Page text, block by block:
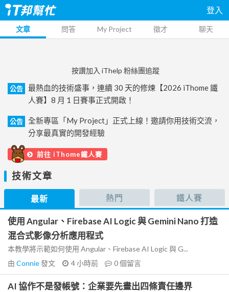
登入
文章 問答 My Project 徵才 聊天
按讚加入 iThelp 粉絲團追蹤
公告
最熱血的技術盛事，連續 30 天的修煉【2026 iThome 鐵
人賽】8 月 1 日賽事正式開啟！
公告
全新專區「My Project」正式上線！邀請你用技術交流，
分享最真實的開發經驗
前往 iThome鐵人賽
技術文章
最新 熱門 鐵人賽
使用 Angular、Firebase AI Logic 與 Gemini Nano 打造
混合式影像分析應用程式
本教學將示範如何使用 Angular、Firebase AI Logic 與 G...
由 Connie發文 4 小時前 0個留言
AI 協作不是發帳號：企業要先畫出四條責任邊界